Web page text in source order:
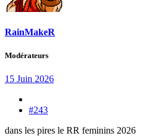
RainMakeR
Modérateurs
15 Juin 2026
#243
dans les pires le RR feminins 2026